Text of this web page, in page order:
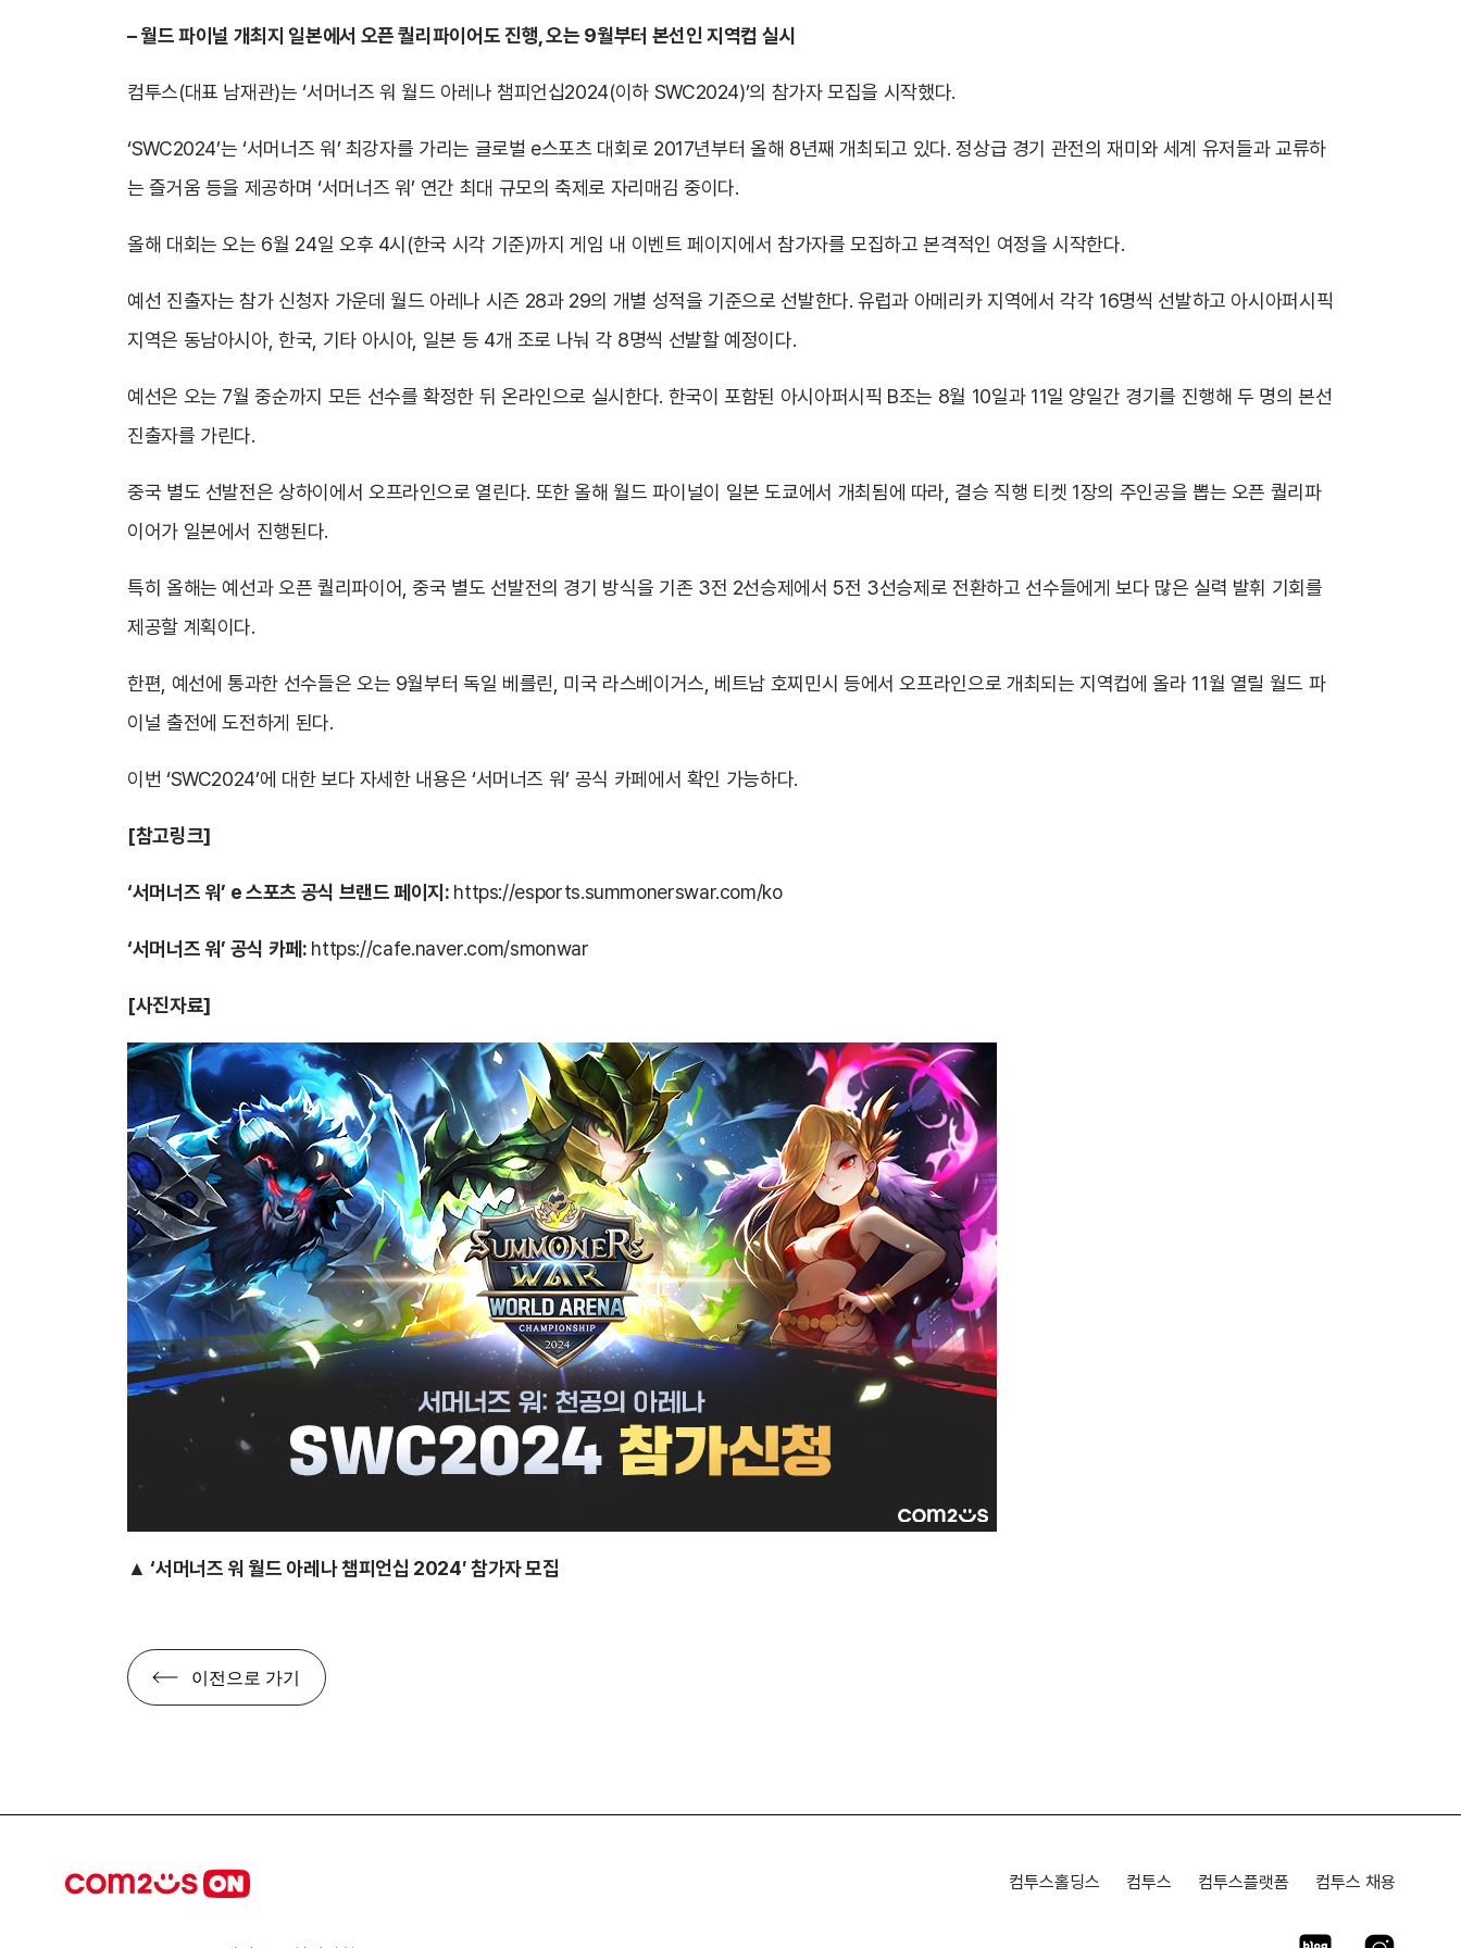
– 월드 파이널 개최지 일본에서 오픈 퀄리파이어도 진행, 오는 9월부터 본선인 지역컵 실시
컴투스(대표 남재관)는 ‘서머너즈 워 월드 아레나 챔피언십2024(이하 SWC2024)’의 참가자 모집을 시작했다.
‘SWC2024’는 ‘서머너즈 워’ 최강자를 가리는 글로벌 e스포츠 대회로 2017년부터 올해 8년째 개최되고 있다. 정상급 경기 관전의 재미와 세계 유저들과 교류하
는 즐거움 등을 제공하며 ‘서머너즈 워’ 연간 최대 규모의 축제로 자리매김 중이다.
올해 대회는 오는 6월 24일 오후 4시(한국 시각 기준)까지 게임 내 이벤트 페이지에서 참가자를 모집하고 본격적인 여정을 시작한다.
예선 진출자는 참가 신청자 가운데 월드 아레나 시즌 28과 29의 개별 성적을 기준으로 선발한다. 유럽과 아메리카 지역에서 각각 16명씩 선발하고 아시아퍼시픽
지역은 동남아시아, 한국, 기타 아시아, 일본 등 4개 조로 나눠 각 8명씩 선발할 예정이다.
예선은 오는 7월 중순까지 모든 선수를 확정한 뒤 온라인으로 실시한다. 한국이 포함된 아시아퍼시픽 B조는 8월 10일과 11일 양일간 경기를 진행해 두 명의 본선
진출자를 가린다.
중국 별도 선발전은 상하이에서 오프라인으로 열린다. 또한 올해 월드 파이널이 일본 도쿄에서 개최됨에 따라, 결승 직행 티켓 1장의 주인공을 뽑는 오픈 퀄리파
이어가 일본에서 진행된다.
특히 올해는 예선과 오픈 퀄리파이어, 중국 별도 선발전의 경기 방식을 기존 3전 2선승제에서 5전 3선승제로 전환하고 선수들에게 보다 많은 실력 발휘 기회를
제공할 계획이다.
한편, 예선에 통과한 선수들은 오는 9월부터 독일 베를린, 미국 라스베이거스, 베트남 호찌민시 등에서 오프라인으로 개최되는 지역컵에 올라 11월 열릴 월드 파
이널 출전에 도전하게 된다.
이번 ‘SWC2024’에 대한 보다 자세한 내용은 ‘서머너즈 워’ 공식 카페에서 확인 가능하다.
[참고링크]
‘서머너즈 워’ e 스포츠 공식 브랜드 페이지: https://esports.summonerswar.com/ko
‘서머너즈 워’ 공식 카페: https://cafe.naver.com/smonwar
[사진자료]
▲ ‘서머너즈 워 월드 아레나 챔피언십 2024′ 참가자 모집
이전으로 가기
컴투스홀딩스 컴투스 컴투스플랫폼 컴투스 채용